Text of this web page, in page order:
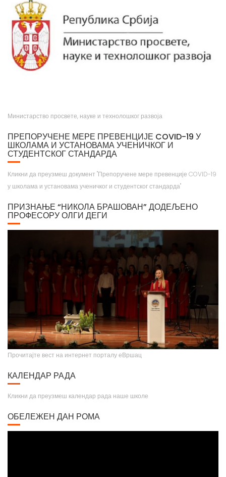
Министарство просвете, науке и технолошког развоја
ПРЕПОРУЧЕНЕ МЕРЕ ПРЕВЕНЦИЈЕ COVID-19 У
ШКОЛАМА И УСТАНОВАМА УЧЕНИЧКОГ И
СТУДЕНТСКОГ СТАНДАРДА
Кликни да преузмеш документ "Препоручене мере превенције COVID-19
у школама и установама ученичког и студентског стандарда"
ПРИЗНАЊЕ “НИКОЛА БРАШОВАН” ДОДЕЉЕНО
ПРОФЕСОРУ ОЛГИ ДЕГИ
Прочитајте вест на интернет порталу еВршац
КАЛЕНДАР РАДА
Кликни да преузмеш календар рада наше школе
ОБЕЛЕЖЕН ДАН РОМА